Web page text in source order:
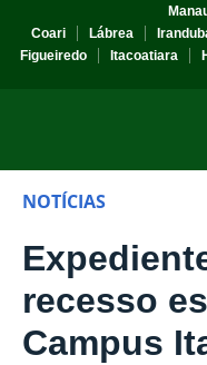
Coari
Lábrea
Figueiredo
Itacoatiara
NOTÍCIAS
recesso
Campus